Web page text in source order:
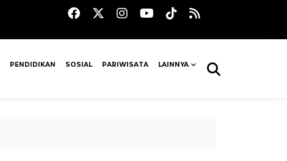
PENDIDIKAN SOSIAL PARIWISATA LAINNYA